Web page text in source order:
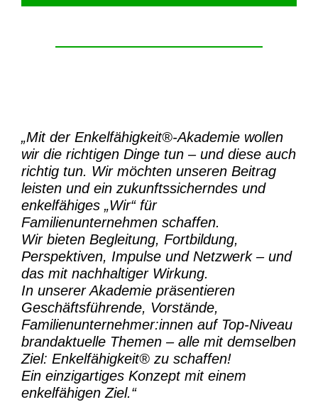
„Mit der Enkelfähigkeit®-Akademiewollen
wir die richtigen Dinge tun – und diese auch
richtig tun. Wir möchten unseren Beitrag
leisten und ein zukunftssicherndes und
enkelfähiges „Wir“ für
Familienunternehmen schaffen.
Wir bieten Begleitung, Fortbildung,
Perspektiven, Impulse und Netzwerk – und
das mit nachhaltiger Wirkung.
In unserer Akademie präsentieren
Geschäftsführende, Vorstände,
Familienunternehmer:innen auf Top-Niveau
brandaktuelle Themen – alle mit demselben
Ziel: Enkelfähigkeit® zu schaffen!
Ein einzigartiges Konzept mit einem
enkelfähigen Ziel.“